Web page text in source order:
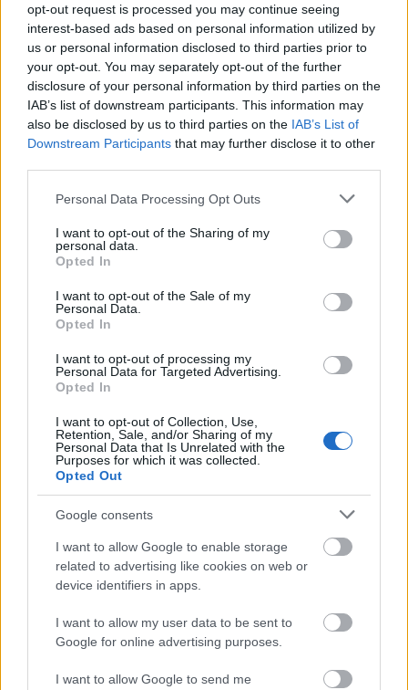
opt-out request is processed you may continue seeing
interest-based ads based on personal information utilized by
us or personal information disclosed to third parties prior to
your opt-out. You may separately opt-out of the further
disclosure of your personal information by third parties on the
IAB’s list of downstream participants. This information may
also be disclosed by us to third parties on the IAB’s List of
Downstream Participants that may further disclose it to other
Please note that this website/app uses one or more Google
not limited to your visit or usage behaviour. You may click to
grant or deny consent to Google and its third-party tags to
use your data for below specified purposes in below Google
consent section.
Personal Data Processing Opt Outs
I want to opt-out of the Sharing of my
personal data.
Opted In
I want to opt-out of the Sale of my
Personal Data.
Opted In
I want to opt-out of processing my
Personal Data for Targeted Advertising.
Opted In
I want to opt-out of Collection, Use,
Retention, Sale, and/or Sharing of my
Personal Data that Is Unrelated with the
Purposes for which it was collected.
Opted Out
Google consents
I want to allow Google to enable storage
related to advertising like cookies on web or
device identifiers in apps.
I want to allow my user data to be sent to
Google for online advertising purposes.
I want to allow Google to send me
σχετικών εργασιών μετά την εκπνοή τους, δεν
συνδέεται με υπαιτιότητα του Αναδόχου, αλλά
προέκυψε από την ανάγκη τροποποίησης του
έργου για τη συμμόρφωσή του στους
περιορισμούς που θέτει το χρηματοδοτικό
μοντέλο (ΤΑΑ), κατόπιν των αναγνωρισμένων
καθυστερήσεων με υπαιτιότητα του Κυρίου του
περιστάσεις, η μη χορήγηση της αιτούμενης
παράτασης αποκλειστικά για τυπικούς λόγους θα
οδηγούσε στην επιβολή ποινικών ρητρών εις
βάρος του Αναδόχου, χωρίς να συντρέχει
υπαιτιότητά του, κατά παράβαση της αρχής της
χρηστής διοίκησης, της αναλογικότητας και της
σύμβασης. Για τον λόγο αυτό, η Προϊσταμένη
Αρχή κρίνει ότι συντρέχουν αντικειμενικά
δικαιολογημένοι λόγοι που επιβάλλουν την κατ'
ουσίαν εξέταση του αιτήματος και την αποδοχή
του, σύμφωνα με την αιτιολογημένη εισήγηση της
Διευθύνουσας Υπηρεσίας».